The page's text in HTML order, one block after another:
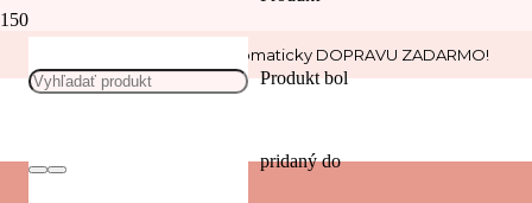
Nakúp nad 30 € a získaj automaticky DOPRAVU ZADARMO!
Produktbol
pridaný do
Dopravné prostriedky